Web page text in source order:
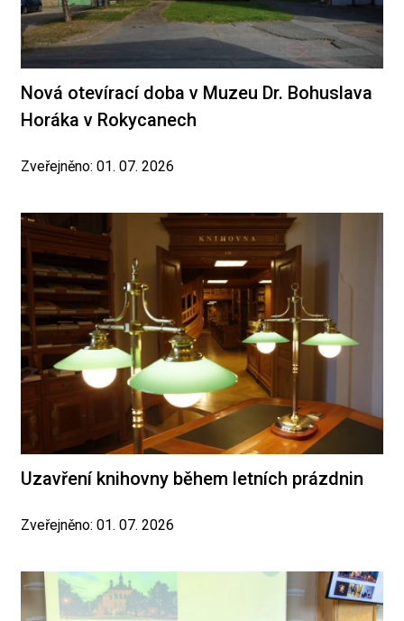
Nová otevírací doba v Muzeu Dr. Bohuslava
Horáka v Rokycanech
Zveřejněno: 01. 07. 2026
Uzavření knihovny během letních prázdnin
Zveřejněno: 01. 07. 2026